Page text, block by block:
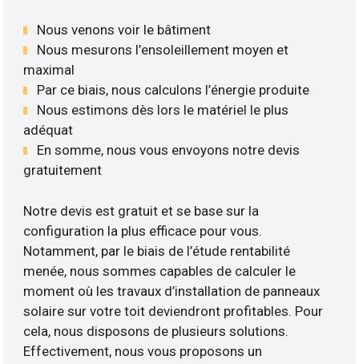
Nous venons voir le bâtiment
Nous mesurons l’ensoleillement moyen et
maximal
Par ce biais, nous calculons l’énergie produite
Nous estimons dès lors le matériel le plus
adéquat
En somme, nous vous envoyons notre devis
gratuitement
Notre devis est gratuit et se base sur la
configuration la plus efficace pour vous.
Notamment, par le biais de l’étude rentabilité
menée, nous sommes capables de calculer le
moment où les travaux d’installation de panneaux
solaire sur votre toit deviendront profitables. Pour
cela, nous disposons de plusieurs solutions.
Effectivement, nous vous proposons un